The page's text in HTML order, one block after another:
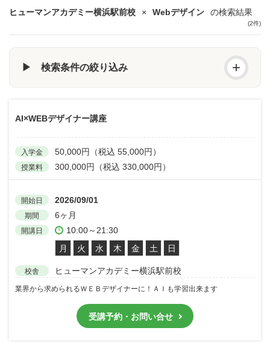
ヒューマンアカデミー横浜駅前校 × Webデザイン の検索結果
(2件)
▶ 検索条件の絞り込み +
AI×WEBデザイナー講座
入学金 50,000円（税込 55,000円）
授業料 300,000円（税込 330,000円）
開始日 2026/09/01
期間 6ヶ月
開講日
10:00～21:30
月
火 水 木 金 土 日
校舎 ヒューマンアカデミー横浜駅前校
業界から求められるＷＥＢデザイナーに！ＡＩも学習出来ます
受講予約・お問い合せ